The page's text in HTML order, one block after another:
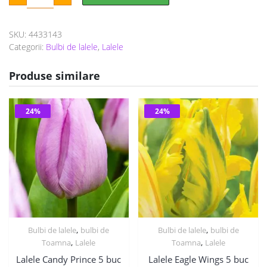
25 lei.
Danceline
buc
SKU: 4433143
Categorii: Bulbi de lalele, Lalele
Produse similare
24%
Bulbi de lalele, bulbi de
Toamna, Lalele
Lalele Candy Prince 5 buc
24%
Bulbi de lalele, bulbi de
Toamna, Lalele
Lalele Eagle Wings 5 buc